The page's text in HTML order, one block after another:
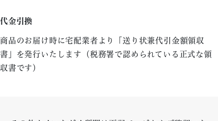
代金引換
商品のお届け時に宅配業者より「送り状兼代引金額領収
書」を発行いたします（税務署で認められている正式な領
収書です）